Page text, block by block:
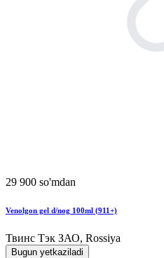
29 900 so'mdan
Venolgon gel d/nog 100ml (911+)
Твинс Тэк ЗАО, Rossiya
Bugun yetkaziladi